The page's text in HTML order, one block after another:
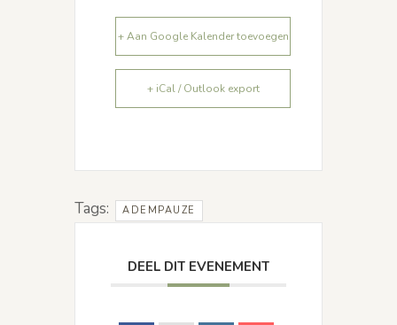
+ Aan Google Kalender toevoegen
+ iCal / Outlook export
Tags: ADEMPAUZE
DEEL DIT EVENEMENT